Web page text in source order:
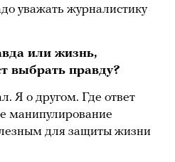
уважать журналистику
или жизнь,
выбрать правду?
Я о другом. Где ответ
манипулирование
для защиты жизни